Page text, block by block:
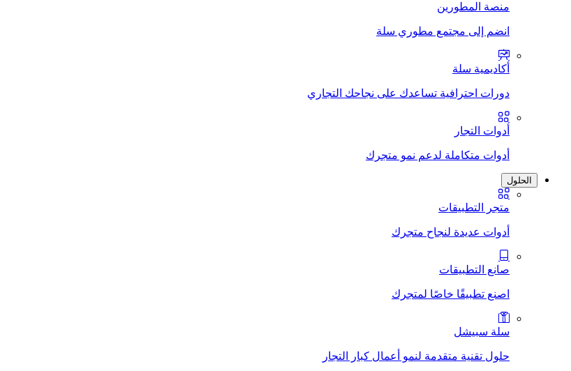
منصة المطورين
انضم إلى مجتمع مطوري سلة
أكاديمية سلة
دورات احترافية تساعدك على نجاحك التجاري
أدوات التجار
أدوات متكاملة لدعم نمو متجرك
الحلول
متجر التطبيقات
أدوات عديدة لنجاح متجرك
صانع التطبيقات
اصنع تطبيقًا خاصًا لمتجرك
سلة سبيشل
حلول تقنية متقدمة لنمو أعمال كبار التجار